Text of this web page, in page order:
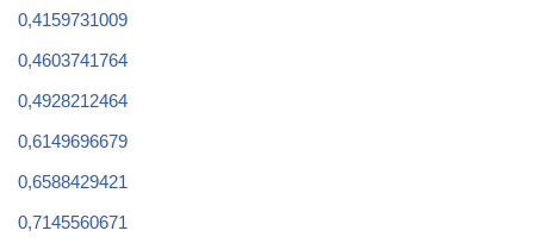
0,4159731009
0,4603741764
0,4928212464
0,6149696679
0,6588429421
0,7145560671